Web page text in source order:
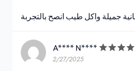
جميلة واكل طيب انصح بالتجربة
A**** N****
2/27/2025